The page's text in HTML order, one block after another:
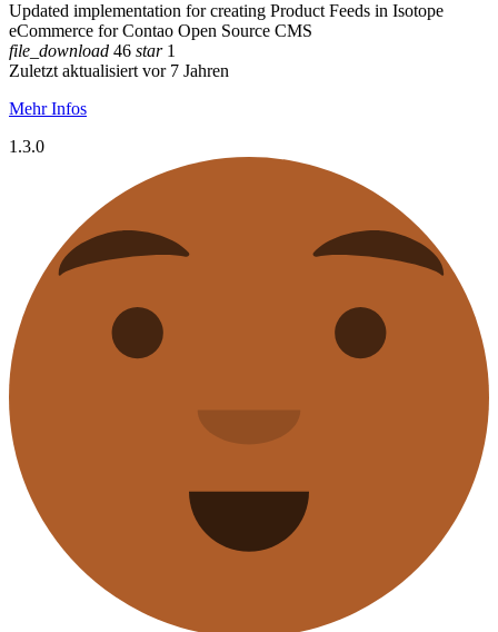
Updated implementation for creating Product Feeds in Isotope
eCommerce for Contao Open Source CMS
file_download 46 star1
Zuletzt aktualisiert vor 7 Jahren
Mehr Infos
1.3.0